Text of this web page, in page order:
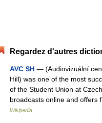
Regardez d'autres
AVC SH — (Audiovizuální
Hill) was one of the most
of the Student Union at
broadcasts online and
Wikipedia